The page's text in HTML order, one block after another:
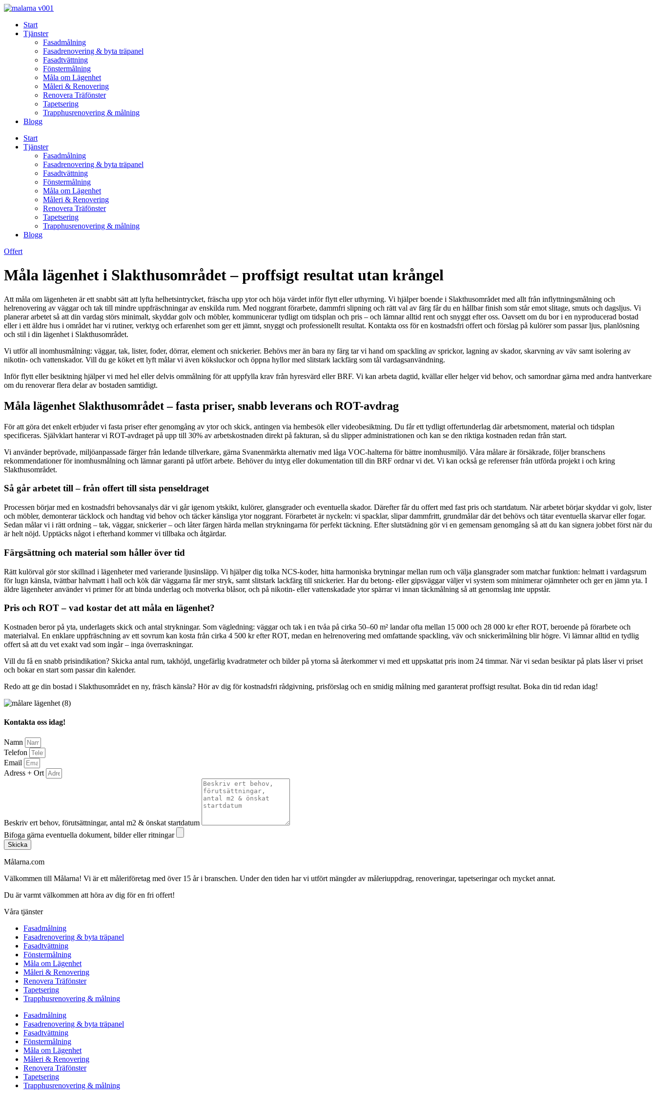
Skip
contentStart
Tjänster
Fasadmålning
Fasadrenovering & byta träpanel
Fasadtvättning
Fönstermålning
Måla om Lägenhet
Måleri & Renovering
Renovera Träfönster
Tapetsering
Trapphusrenovering & målning
Blogg
Start
Tjänster
Fasadmålning
Fasadrenovering & byta träpanel
Fasadtvättning
Fönstermålning
Måla om Lägenhet
Måleri & Renovering
Renovera Träfönster
Tapetsering
Trapphusrenovering & målning
Blogg
Offert
Måla lägenhet i Slakthusområdet – proffsigt resultat utan krångel
Att måla om lägenheten är ett snabbt sätt att lyfta helhetsintrycket, fräscha upp ytor och höja värdet inför flytt eller uthyrning. Vi hjälper boende i Slakthusområdet med allt från inflyttningsmålning och
helrenovering av väggar och tak till mindre uppfräschningar av enskilda rum. Med noggrant förarbete, dammfri slipning och rätt val av färg får du en hållbar finish som står emot slitage, smuts och dagsljus. Vi
planerar arbetet så att din vardag störs minimalt, skyddar golv och möbler, kommunicerar tydligt om tidsplan och pris – och lämnar alltid rent och snyggt efter oss. Oavsett om du bor i en nyproducerad bostad
eller i ett äldre hus i området har vi rutiner, verktyg och erfarenhet som ger ett jämnt, snyggt och professionellt resultat. Kontakta oss för en kostnadsfri offert och förslag på kulörer som passar ljus, planlösning
och stil i din lägenhet i Slakthusområdet.
Vi utför all inomhusmålning: väggar, tak, lister, foder, dörrar, element och snickerier. Behövs mer än bara ny färg tar vi hand om spackling av sprickor, lagning av skador, skarvning av väv samt isolering av
nikotin- och vattenskador. Vill du ge köket ett lyft målar vi även köksluckor och öppna hyllor med slitstark lackfärg som tål vardagsanvändning.
Inför flytt eller besiktning hjälper vi med hel eller delvis ommålning för att uppfylla krav från hyresvärd eller BRF. Vi kan arbeta dagtid, kvällar eller helger vid behov, och samordnar gärna med andra hantverkare
om du renoverar flera delar av bostaden samtidigt.
Måla lägenhet Slakthusområdet – fasta priser, snabb leverans och ROT-avdrag
För att göra det enkelt erbjuder vi fasta priser efter genomgång av ytor och skick, antingen via hembesök eller videobesiktning. Du får ett tydligt offertunderlag där arbetsmoment, material och tidsplan
specificeras. Självklart hanterar vi ROT-avdraget på upp till 30% av arbetskostnaden direkt på fakturan, så du slipper administrationen och kan se den riktiga kostnaden redan från start.
Vi använder beprövade, miljöanpassade färger från ledande tillverkare, gärna Svanenmärkta alternativ med låga VOC-halterna för bättre inomhusmiljö. Våra målare är försäkrade, följer branschens
rekommendationer för inomhusmålning och lämnar garanti på utfört arbete. Behöver du intyg eller dokumentation till din BRF ordnar vi det. Vi kan också ge referenser från utförda projekt i och kring
Slakthusområdet.
Så går arbetet till – från offert till sista penseldraget
Processen börjar med en kostnadsfri behovsanalys där vi går igenom ytskikt, kulörer, glansgrader och eventuella skador. Därefter får du offert med fast pris och startdatum. När arbetet börjar skyddar vi golv, lister
och möbler, demonterar täcklock och handtag vid behov och täcker känsliga ytor noggrant. Förarbetet är nyckeln: vi spacklar, slipar dammfritt, grundmålar där det behövs och tätar eventuella skarvar eller fogar.
Sedan målar vi i rätt ordning – tak, väggar, snickerier – och låter färgen härda mellan strykningarna för perfekt täckning. Efter slutstädning gör vi en gemensam genomgång så att du kan signera jobbet först när du
är helt nöjd. Upptäcks något i efterhand kommer vi tillbaka och åtgärdar.
Färgsättning och material som håller över tid
Rätt kulörval gör stor skillnad i lägenheter med varierande ljusinsläpp. Vi hjälper dig tolka NCS-koder, hitta harmoniska brytningar mellan rum och välja glansgrader som matchar funktion: helmatt i vardagsrum
för lugn känsla, tvättbar halvmatt i hall och kök där väggarna får mer stryk, samt slitstark lackfärg till snickerier. Har du betong- eller gipsväggar väljer vi system som minimerar ojämnheter och ger en jämn yta. I
äldre lägenheter använder vi primer för att binda underlag och motverka blåsor, och på nikotin- eller vattenskadade ytor spärrar vi innan täckmålning så att genomslag inte uppstår.
Pris och ROT – vad kostar det att måla en lägenhet?
Kostnaden beror på yta, underlagets skick och antal strykningar. Som vägledning: väggar och tak i en tvåa på cirka 50–60 m² landar ofta mellan 15 000 och 28 000 kr efter ROT, beroende på förarbete och
materialval. En enklare uppfräschning av ett sovrum kan kosta från cirka 4 500 kr efter ROT, medan en helrenovering med omfattande spackling, väv och snickerimålning blir högre. Vi lämnar alltid en tydlig
offert så att du vet exakt vad som ingår – inga överraskningar.
Vill du få en snabb prisindikation? Skicka antal rum, takhöjd, ungefärlig kvadratmeter och bilder på ytorna så återkommer vi med ett uppskattat pris inom 24 timmar. När vi sedan besiktar på plats låser vi priset
och bokar en start som passar din kalender.
Redo att ge din bostad i Slakthusområdet en ny, fräsch känsla? Hör av dig för kostnadsfri rådgivning, prisförslag och en smidig målning med garanterat proffsigt resultat. Boka din tid redan idag!
Kontakta oss idag!
Namn
Telefon
Email
Adress + Ort
Beskriv ert behov, förutsättningar, antal m2 & önskat startdatum
Bifoga gärna eventuella dokument, bilder eller ritningar
Skicka
Målarna.com
Välkommen till Målarna! Vi är ett måleriföretag med över 15 år i branschen. Under den tiden har vi utfört mängder av måleriuppdrag, renoveringar, tapetseringar och mycket annat.
Du är varmt välkommen att höra av dig för en fri offert!
Våra tjänster
Fasadmålning
Fasadrenovering & byta träpanel
Fasadtvättning
Fönstermålning
Måla om Lägenhet
Måleri & Renovering
Renovera Träfönster
Tapetsering
Trapphusrenovering & målning
Fasadmålning
Fasadrenovering & byta träpanel
Fasadtvättning
Fönstermålning
Måla om Lägenhet
Måleri & Renovering
Renovera Träfönster
Tapetsering
Trapphusrenovering & målning